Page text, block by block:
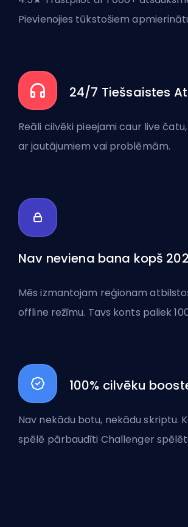
Pievienojies tūkstošiem
24/7 Tiešsaistes
Reāli cilvēki pieejami caur live
ar jautājumiem vai problēmām.
Nav neviena bana kopš
Mēs izmantojam reģionam
offline režīmu. Tavs konts paliek
100% cilvēku
Nav nekādu botu, nekādu skriptu.
spēlē pārbaudīti Challenger